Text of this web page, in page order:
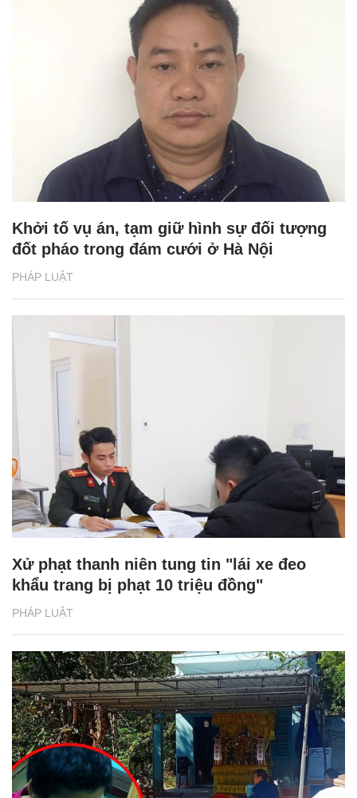
PHÁP LUẬT
Khởi tố vụ án, tạm giữ hình sự đối tượng
đốt pháo trong đám cưới ở Hà Nội
PHÁP LUẬT
Xử phạt thanh niên tung tin "lái xe đeo
khẩu trang bị phạt 10 triệu đồng"